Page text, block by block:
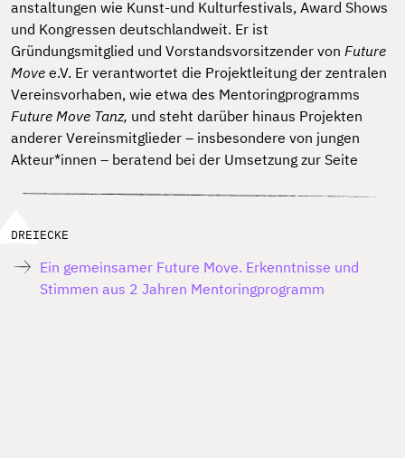
anstaltungen wie Kunst-und Kulturfestivals, Award Shows
und Kongressen deutschlandweit. Er ist
Gründungsmitglied und Vorstandsvorsitzender von Future
Move e.V. Er verantwortet die Projektleitung der zentralen
Vereinsvorhaben, wie etwa des Mentoringprogramms
Future Move Tanz, und steht darüber hinaus Projekten
anderer Vereinsmitglieder – insbesondere von jungen
Akteur*innen – beratend bei der Umsetzung zur Seite
DREIECKE
Ein gemeinsamer Future Move. Erkenntnisse und
Stimmen aus 2 Jahren Mentoringprogramm